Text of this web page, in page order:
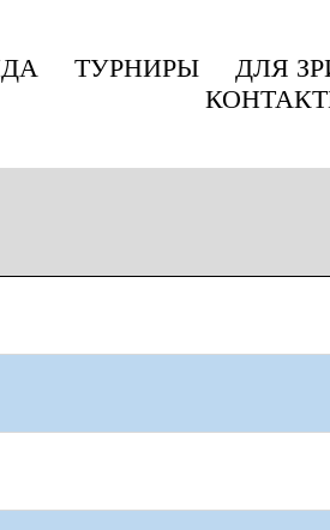
ТУРНИРЫ ДЛЯ
СЕЗОН